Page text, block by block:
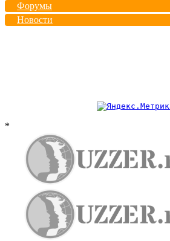
Форумы
Новости
*